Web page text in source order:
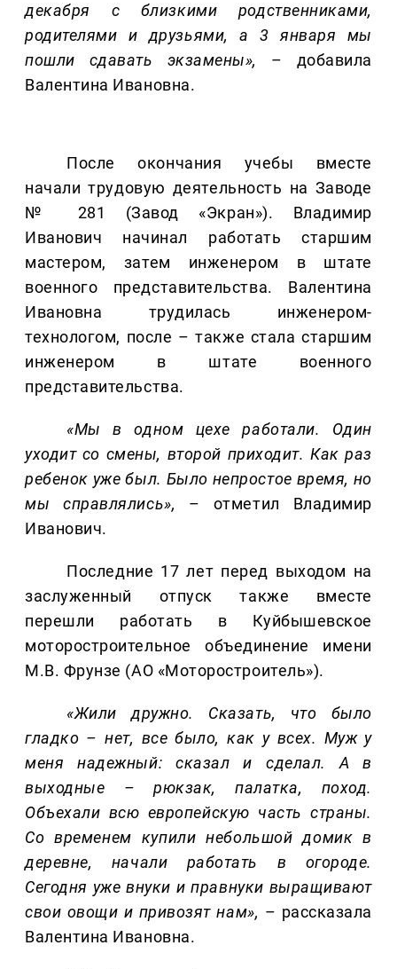
декабря с близкими родственниками,
родителями и друзьями, а 3 января мы
пошли сдавать экзамены»,
– добавила
Валентина Ивановна.
После окончания учебы вместе
начали трудовую деятельность на Заводе
№ 281 (Завод «Экран»). Владимир
Иванович начинал работать старшим
мастером, затем инженером в штате
военного представительства. Валентина
Ивановна трудилась инженером-
технологом, после – также стала старшим
инженером в штате военного
представительства.
«Мы в одном цехе работали. Один
уходит со смены, второй приходит. Как раз
ребенок уже был. Было непростое время, но
мы справлялись»,
– отметил Владимир
Иванович.
Последние 17 лет перед выходом на
заслуженный отпуск также вместе
перешли работать в Куйбышевское
моторостроительное объединение имени
М.В. Фрунзе (АО «Моторостроитель»).
«Жили дружно. Сказать, что было
гладко – нет, все было, как у всех. Муж у
меня надежный: сказал и сделал. А в
выходные – рюкзак, палатка, поход.
Объехали всю европейскую часть страны.
Со временем купили небольшой домик в
деревне, начали работать в огороде.
Сегодня уже внуки и правнуки выращивают
свои овощи и привозят нам», – рассказала
Валентина Ивановна.